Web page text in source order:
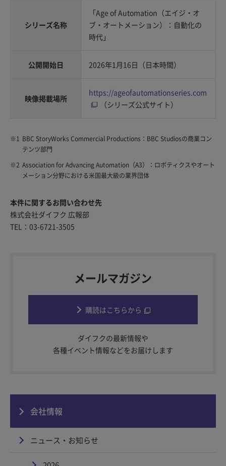
シリーズ名称
「Age of Automation（エイジ・オ
ブ・オートメーション）：自動化の
時代」
公開開始日 2026年1月16日（日本時間）
映像掲載場所
https://ageofautomationseries.com
（シリーズ公式サイト）
※1 BBC StoryWorks Commercial Productions：BBC Studiosの商業コン
テンツ部門
※2 Association for Advancing Automation（A3）：ロボティクスやオート
メーション分野における米国最大級の業界団体
本件に関するお問い合わせ先
株式会社ダイフク 広報部
TEL：03-6721-3505
メールマガジン
購読はこちらから
ダイフクの最新情報や
各種イベント情報などをお届けします
会社情報
ニュース・お知らせ